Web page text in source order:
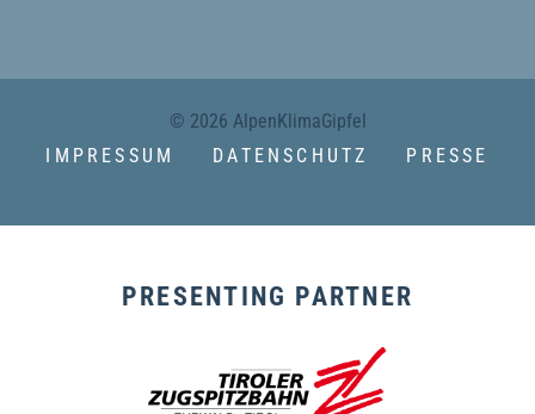
© 2026 AlpenKlimaGipfel
IMPRESSUM
DATENSCHUTZ PRESSE
PRESENTING PARTNER